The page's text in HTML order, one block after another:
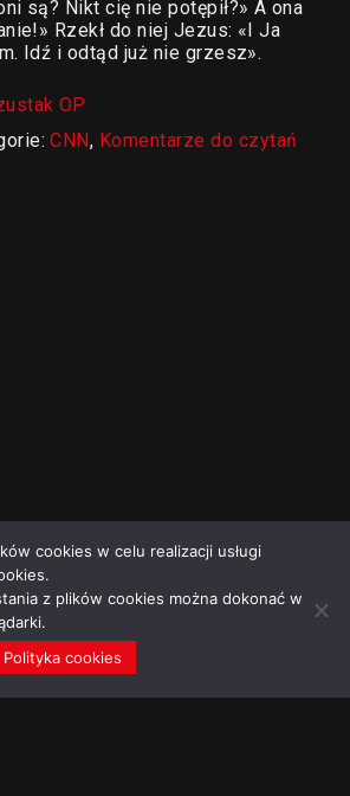
są? Nikt cię nie potępił?» A ona
Rzekł do niej Jezus: «I Ja
Idź i odtąd już nie grzesz».
OP
CNN, Komentarze do czytań
cookies w celu realizacji usługi
z plików cookies można dokonać w
Polityka cookies